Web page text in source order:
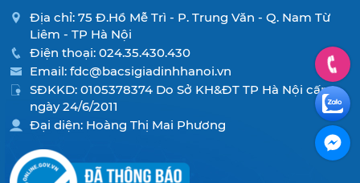
Địa chỉ: 75 Đ.Hồ Mễ Trì - P. Trung Văn - Q. Nam Từ
Liêm - TP Hà Nội
Điện thoại: 024.35.430.430
Email: fdc@bacsigiadinhhanoi.vn
SĐKKD: 0105378374 Do Sở KH&ĐT TP Hà Nội cấp
ngày 24/6/2011
Đại diện: Hoàng Thị Mai Phương